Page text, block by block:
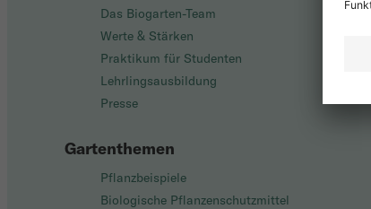
Das Biogarten-Team
Werte & Stärken
Praktikum für Studenten
Lehrlingsausbildung
Presse
Gartenthemen
Pflanzbeispiele
Biologische Pflanzenschutzmittel